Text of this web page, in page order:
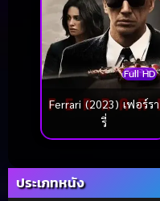
Full HD
Ferrari (2023) เฟอร์รา
รี่
ประเภทหนัง